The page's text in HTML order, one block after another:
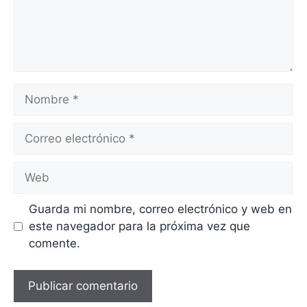
Nombre
Correo
Web
Guarda mi nombre, correo electrónico y web en
este navegador para la próxima vez que
comente.